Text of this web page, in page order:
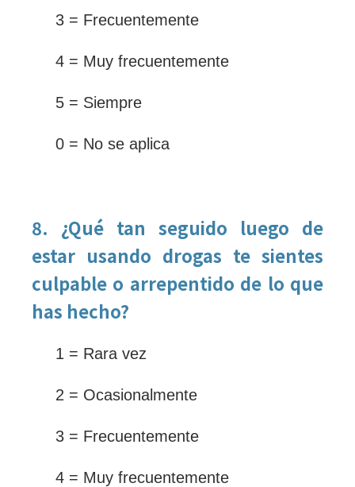
3 = Frecuentemente
4 = Muy frecuentemente
5 = Siempre
0 = No se aplica
8. ¿Qué tan seguido luego de
estar usando drogas te sientes
culpable o arrepentido de lo que
has hecho?
1 = Rara vez
2 = Ocasionalmente
3 = Frecuentemente
4 = Muy frecuentemente